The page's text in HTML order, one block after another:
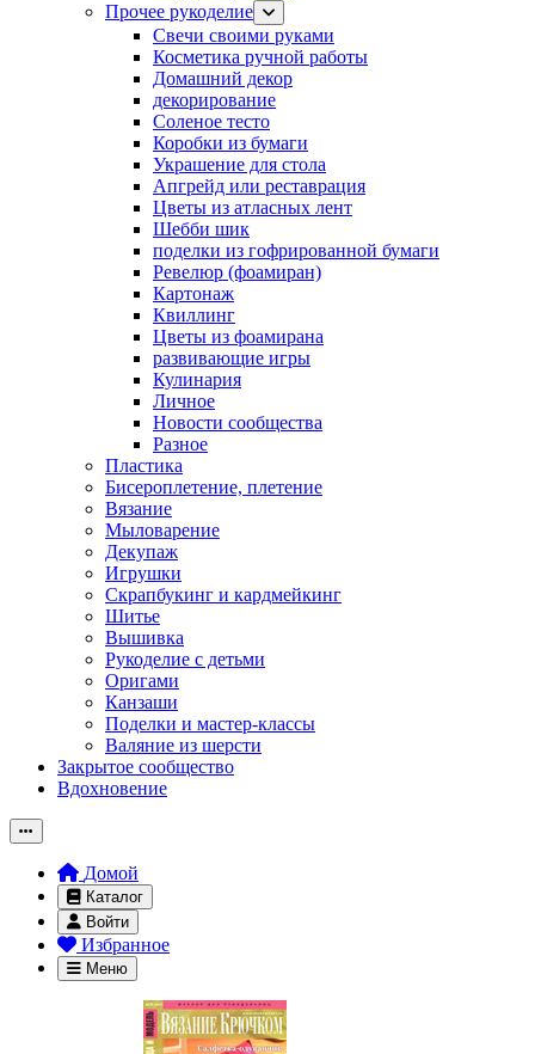
Прочее рукоделие
Свечи своими руками
Косметика ручной работы
Домашний декор
декорирование
Соленое тесто
Коробки из бумаги
Украшение для стола
Апгрейд или реставрация
Цветы из атласных лент
Шебби шик
поделки из гофрированной бумаги
Ревелюр (фоамиран)
Картонаж
Квиллинг
Цветы из фоамирана
развивающие игры
Кулинария
Личное
Новости сообщества
Разное
Пластика
Бисероплетение, плетение
Вязание
Мыловарение
Декупаж
Игрушки
Скрапбукинг и кардмейкинг
Шитье
Вышивка
Рукоделие с детьми
Оригами
Канзаши
Поделки и мастер-классы
Валяние из шерсти
Закрытое сообщество
Вдохновение
Домой
Каталог
Войти
Избранное
Меню